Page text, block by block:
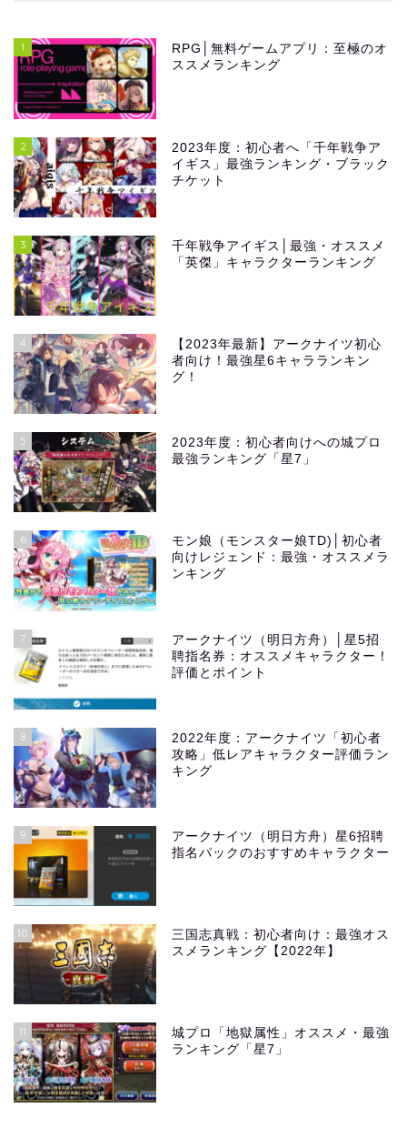
1
RPG│無料ゲームアプリ：至極のオ
ススメランキング
2
2023年度：初心者へ「千年戦争ア
イギス」最強ランキング・ブラック
チケット
3
千年戦争アイギス│最強・オススメ
「英傑」キャラクターランキング
4
【2023年最新】アークナイツ初心
者向け！最強星6キャラランキン
グ！
5
2023年度：初心者向けへの城プロ
最強ランキング「星7」
6
モン娘（モンスター娘TD)│初心者
向けレジェンド：最強・オススメラ
ンキング
7
アークナイツ（明日方舟）│星5招
聘指名券：オススメキャラクター！
評価とポイント
8
2022年度：アークナイツ「初心者
攻略」低レアキャラクター評価ラン
キング
9
アークナイツ（明日方舟）星6招聘
指名パックのおすすめキャラクター
10
三国志真戦：初心者向け：最強オス
スメランキング【2022年】
11
城プロ「地獄属性」オススメ・最強
ランキング「星7」